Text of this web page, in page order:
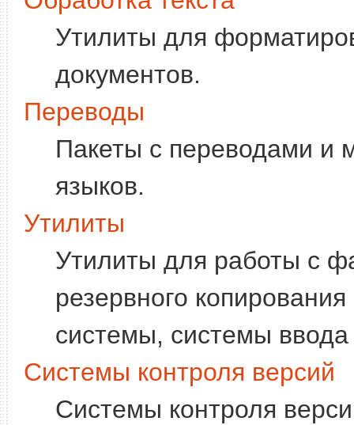
Утилиты для
документов.
Переводы
Пакеты с переводами и
языков.
Утилиты
Утилиты для работы с
резервного
системы, системы ввода
Системы контроля версий
Системы контроля